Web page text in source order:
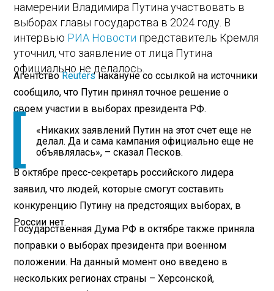
намерении Владимира Путина участвовать в
выборах главы государства в 2024 году. В
интервью РИА Новости представитель Кремля
уточнил, что заявление от лица Путина
официально не делалось.
АгентствоReutersнакануне со ссылкой на источники
сообщило, что Путин принял точное решение о
своем участии в выборах президента РФ.
«Никаких заявлений Путин на этот счет еще не
делал. Да и сама кампания официально еще не
объявлялась», – сказал Песков.
В октябре пресс-секретарь российского лидера
заявил, что людей, которые смогут составить
конкуренцию Путину на предстоящих выборах, в
России нет.
Государственная Дума РФ в октябре также приняла
поправки о выборах президента при военном
положении. На данный момент оно введено в
нескольких регионах страны – Херсонской,